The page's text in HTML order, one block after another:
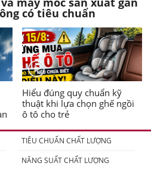
có tiêu chuẩn
Hiểu đúng quy chuẩn kỹ
thuật khi lựa chọn ghế ngồi
ô tô cho trẻ
TIÊU CHUẨN CHẤT LƯỢNG
NĂNG SUẤT CHẤT LƯỢNG